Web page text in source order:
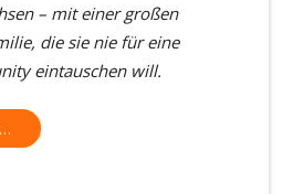
– mit einer großen
die sie nie für eine
eintauschen will.